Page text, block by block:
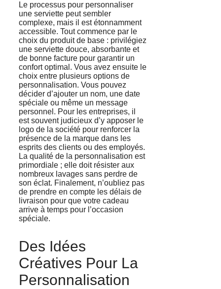
Le processus pour personnaliser
une serviette peut sembler
complexe, mais il est étonnamment
accessible. Tout commence par le
choix du produit de base : privilégiez
une serviette douce, absorbante et
de bonne facture pour garantir un
confort optimal. Vous avez ensuite le
choix entre plusieurs options de
personnalisation. Vous pouvez
décider d’ajouter un nom, une date
spéciale ou même un message
personnel. Pour les entreprises, il
est souvent judicieux d’y apposer le
logo de la société pour renforcer la
présence de la marque dans les
esprits des clients ou des employés.
La qualité de la personnalisation est
primordiale ; elle doit résister aux
nombreux lavages sans perdre de
son éclat. Finalement, n’oubliez pas
de prendre en compte les délais de
livraison pour que votre cadeau
arrive à temps pour l’occasion
spéciale.
Des Idées
Créatives Pour La
Personnalisation